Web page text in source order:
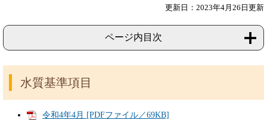
更新日：2023年4月26日更新
ページ内目次
水質基準項目
令和4年4月 [PDFファイル／69KB]